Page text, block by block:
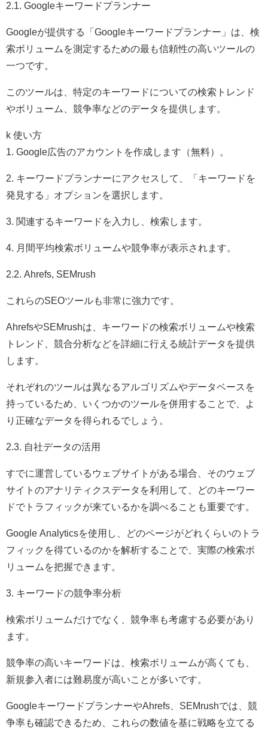
2.1. Googleキーワードプランナー
Googleが提供する「Googleキーワードプランナー」は、検
索ボリュームを測定するための最も信頼性の高いツールの
一つです。
このツールは、特定のキーワードについての検索トレンド
やボリューム、競争率などのデータを提供します。
k 使い方
1. Google広告のアカウントを作成します（無料）。
2. キーワードプランナーにアクセスして、「キーワードを
発見する」オプションを選択します。
3. 関連するキーワードを入力し、検索します。
4. 月間平均検索ボリュームや競争率が表示されます。
2.2. Ahrefs, SEMrush
これらのSEOツールも非常に強力です。
AhrefsやSEMrushは、キーワードの検索ボリュームや検索
トレンド、競合分析などを詳細に行える統計データを提供
します。
それぞれのツールは異なるアルゴリズムやデータベースを
持っているため、いくつかのツールを併用することで、よ
り正確なデータを得られるでしょう。
2.3. 自社データの活用
すでに運営しているウェブサイトがある場合、そのウェブ
サイトのアナリティクスデータを利用して、どのキーワー
ドでトラフィックが来ているかを調べることも重要です。
Google Analyticsを使用し、どのページがどれくらいのトラ
フィックを得ているのかを解析することで、実際の検索ボ
リュームを把握できます。
3. キーワードの競争率分析
検索ボリュームだけでなく、競争率も考慮する必要があり
ます。
競争率の高いキーワードは、検索ボリュームが高くても、
新規参入者には難易度が高いことが多いです。
GoogleキーワードプランナーやAhrefs、SEMrushでは、競
争率も確認できるため、これらの数値を基に戦略を立てる